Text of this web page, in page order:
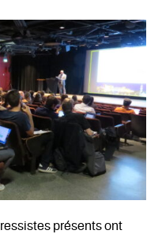
présents ont